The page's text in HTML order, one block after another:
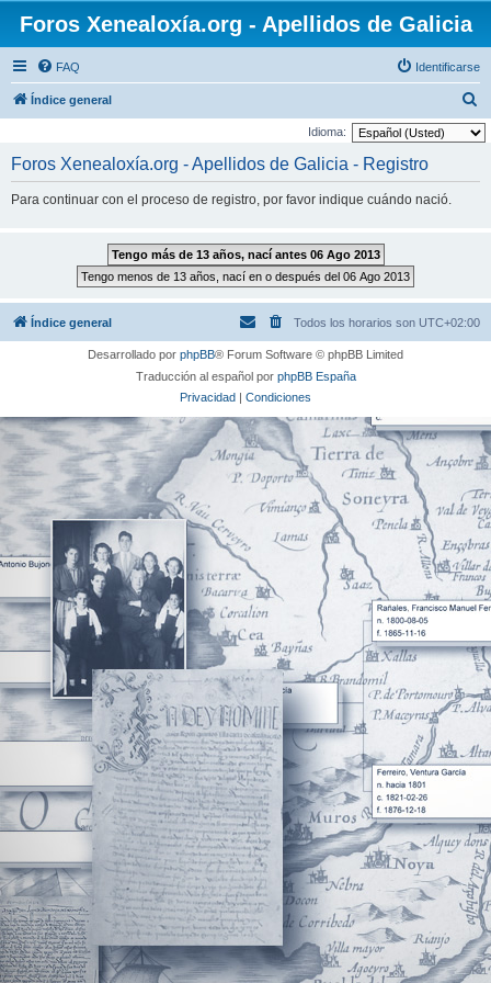
Foros Xenealoxía.org - Apellidos de Galicia
FAQ Identificarse
Índice general
u
Idioma:
Foros Xenealoxía.org - Apellidos de Galicia - Registro
Para continuar con el proceso de registro, por favor indique cuándo nació.
Índice general Todos los horarios son UTC+02:00
Desarrollado por phpBB® Forum Software © phpBB Limited
Traducción al español por phpBB España
Privacidad | Condiciones